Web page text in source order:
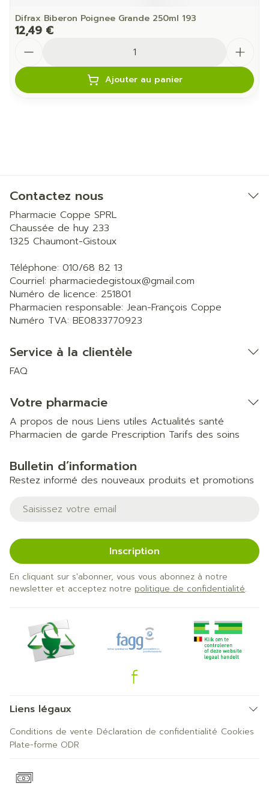
Difrax Biberon Poignee Grande 250ml 193
12,49 €
Ajouter au panier
Contactez nous
Pharmacie Coppe SPRL
Chaussée de huy 233
1325 Chaumont-Gistoux
Téléphone: 010/68 82 13
Courriel: pharmaciedegistoux@gmail.com
Numéro de licence: 251801
Pharmacien responsable: Jean-François Coppe
Numéro TVA: BE0833770923
Service à la clientèle
FAQ
Votre pharmacie
A propos de nous Liens utiles Actualités santé
Pharmacien de garde Prescription Tarifs des soins
Bulletin d’information
Restez informé des nouveaux produits et promotions
Adresse mail
Inscription
En cliquant sur s'abonner, vous vous abonnez à notre
newsletter et acceptez notre politique de confidentialité.
Liens légaux
Conditions de vente Déclaration de confidentialité Cookies
Plate-forme ODR